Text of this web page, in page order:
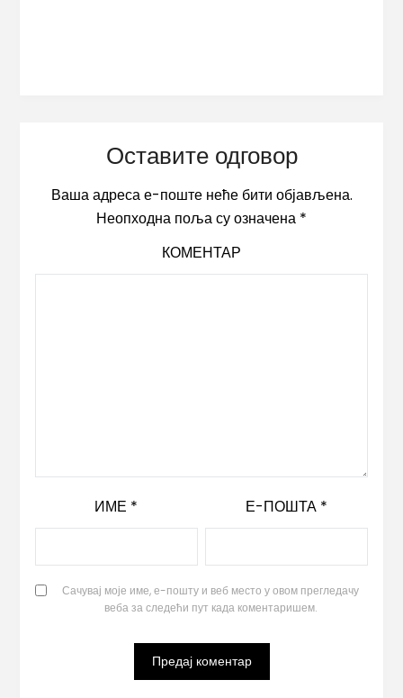
Оставите одговор
Ваша адреса е-поште неће бити објављена.
Неопходна поља су означена *
КОМЕНТАР
ИМЕ * Е-ПОШТА *
Сачувај моје име, е-пошту и веб место у овом прегледачу
веба за следећи пут када коментаришем.